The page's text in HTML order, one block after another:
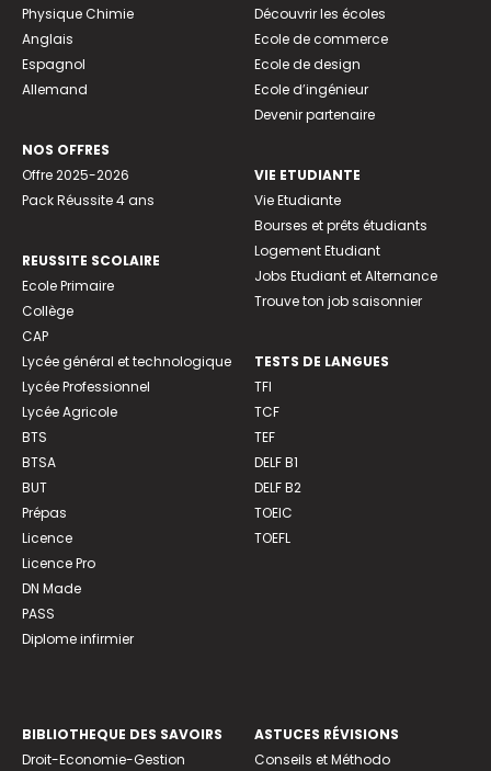
Physique Chimie
Anglais
Espagnol
Allemand
NOS OFFRES
Offre 2025-2026
Pack Réussite 4 ans
REUSSITE SCOLAIRE
Ecole Primaire
Collège
CAP
Lycée général et technologique
Lycée Professionnel
Lycée Agricole
BTS
BTSA
BUT
Prépas
Licence
Licence Pro
DN Made
PASS
Diplome infirmier
Découvrir les écoles
Ecole de commerce
Ecole de design
Ecole d’ingénieur
Devenir partenaire
VIE ETUDIANTE
Vie Etudiante
Bourses et prêts étudiants
Logement Etudiant
Jobs Etudiant et Alternance
Trouve ton job saisonnier
TESTS DE LANGUES
TFI
TCF
TEF
DELF B1
DELF B2
TOEIC
TOEFL
BIBLIOTHEQUE DES SAVOIRS
Droit-Economie-Gestion
ASTUCES RÉVISIONS
Conseils et Méthodo